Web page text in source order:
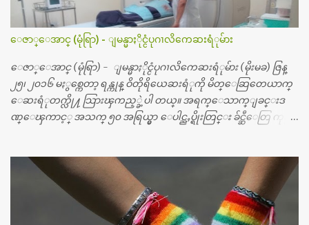
ေဇာ္ေအာင္ (မုံရြာ) - ျမန္မာႏိုင္ငံပုဂၢလိကေဆးရံုမ်ား
ေဇာ္ေအာင္ (မုံရြာ) - ျမန္မာႏိုင္ငံပုဂၢလိကေဆးရံုမ်ား (မိုးမခ) ဇြန္
၂၅၊ ၂၀၁၆ မႏွစ္ကေတာ့ ရန္ကုန္ ဝိတိုရိယေဆးရံုကို မိတ္ေဆြတေယာက္
ေဆးရံုတက္လို႔ သြားၾကည့္ခဲ့ပါ တယ္။ အရက္ေသာက္ျခင္းဒ
ဏ္ေၾကာင့္ အသက္ ၅၀ အရြယ္မွာ ေပါင္ညႇပ္ရိုးတြင္း ခ်င္ဆီေတြ ကုန္ခ
စၿပီး၊ အာရွေတာ္ဝင္ခြဲစိတ္ခန္းကို ငွားရမ္းခြဲစိတ္ အရိုးအစားထိုးကုပါတ
ယ္။ ေဆးစစ္၊ေဆးဝယ္၊ ခြဲစိတ္ကု၊ အရိုးအစားထိုးပစၥည္း စတဲ့စရိ
တ္ေတြနဲ႔ေဆးရံုမွာ ၂ ပတ္ေနထိုင္စရိတ္ သိန္း ၇၀ ေလာက္ ကုန္သြား
ပါတယ္။ သူငယ္ခ်င္းျဖစ္သူကို လာေတြ႔ရင္း ဟိုတယ္လို သန္႔ရွင္းသ